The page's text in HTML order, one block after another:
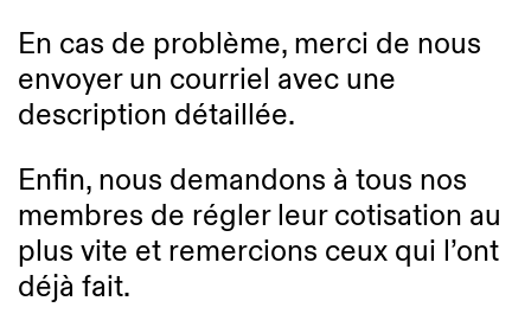
En cas de problème, merci de nous
envoyer un courriel avec une
description détaillée.
Enfin, nous demandons à tous nos
membres de régler leur cotisation au
plus vite et remercions ceux qui l’ont
déjà fait.